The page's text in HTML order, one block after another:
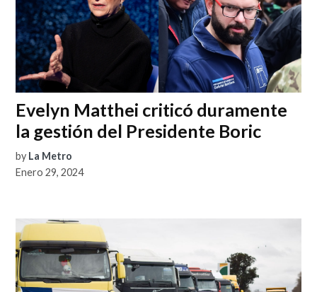
Evelyn Matthei criticó duramente
la gestión del Presidente Boric
by La Metro
Enero 29, 2024